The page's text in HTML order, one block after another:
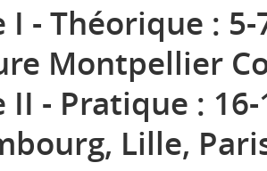
I - Théorique :
Montpellier
II - Pratique :
Lille,